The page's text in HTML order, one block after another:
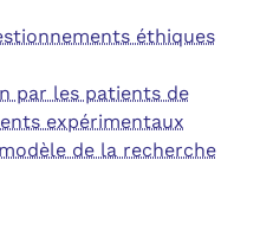
éthiques
par les patients de
expérimentaux
de la recherche